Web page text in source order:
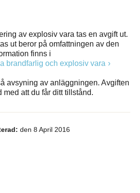
av explosiv vara tas en avgift ut.
ut beror på omfattningen av den
finns i
brandfarlig och explosiv vara
avsyning av anläggningen. Avgiften
med att du får ditt tillstånd.
den 8 April 2016